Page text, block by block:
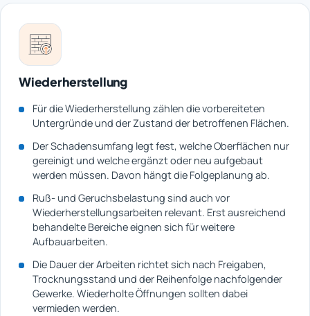
Wiederherstellung
Für die Wiederherstellung zählen die vorbereiteten
Untergründe und der Zustand der betroffenen Flächen.
Der Schadensumfang legt fest, welche Oberflächen nur
gereinigt und welche ergänzt oder neu aufgebaut
werden müssen. Davon hängt die Folgeplanung ab.
Ruß- und Geruchsbelastung sind auch vor
Wiederherstellungsarbeiten relevant. Erst ausreichend
behandelte Bereiche eignen sich für weitere
Aufbauarbeiten.
Die Dauer der Arbeiten richtet sich nach Freigaben,
Trocknungsstand und der Reihenfolge nachfolgender
Gewerke. Wiederholte Öffnungen sollten dabei
vermieden werden.